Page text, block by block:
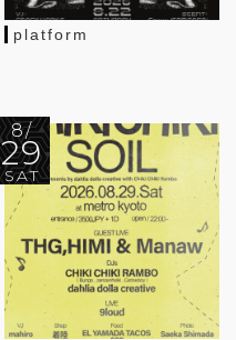
platform
8/
29
SAT